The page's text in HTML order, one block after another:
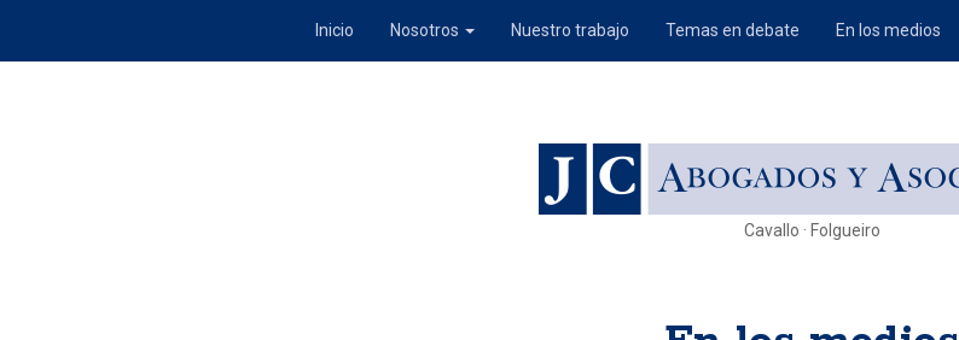
Inicio Nosotros Nuestro trabajo Temas en debate En los medios
Cavallo · Folgueiro